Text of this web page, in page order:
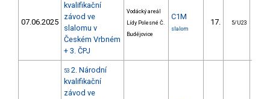
07.06.2025
kvalifikační
závod ve
slalomu v
Českém Vrbném
+ 3. ČPJ
Vodácký areál
Lídy Polesné Č.
Budějovice
C1M
slalom
17. 5/U23
53 2. Národní
kvalifikační
závod ve